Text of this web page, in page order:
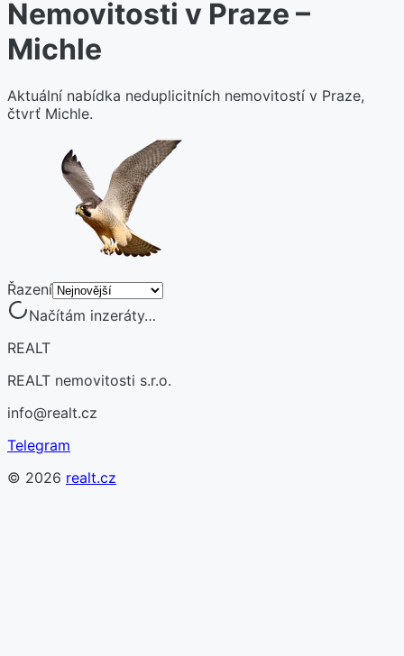
Nemovitosti v Praze –
Michle
Aktuální nabídka neduplicitních nemovitostí v Praze,
čtvrť Michle.
Řazení
Načítám inzeráty…
REALT
REALT nemovitosti s.r.o.
info@realt.cz
Telegram
© 2026 realt.cz